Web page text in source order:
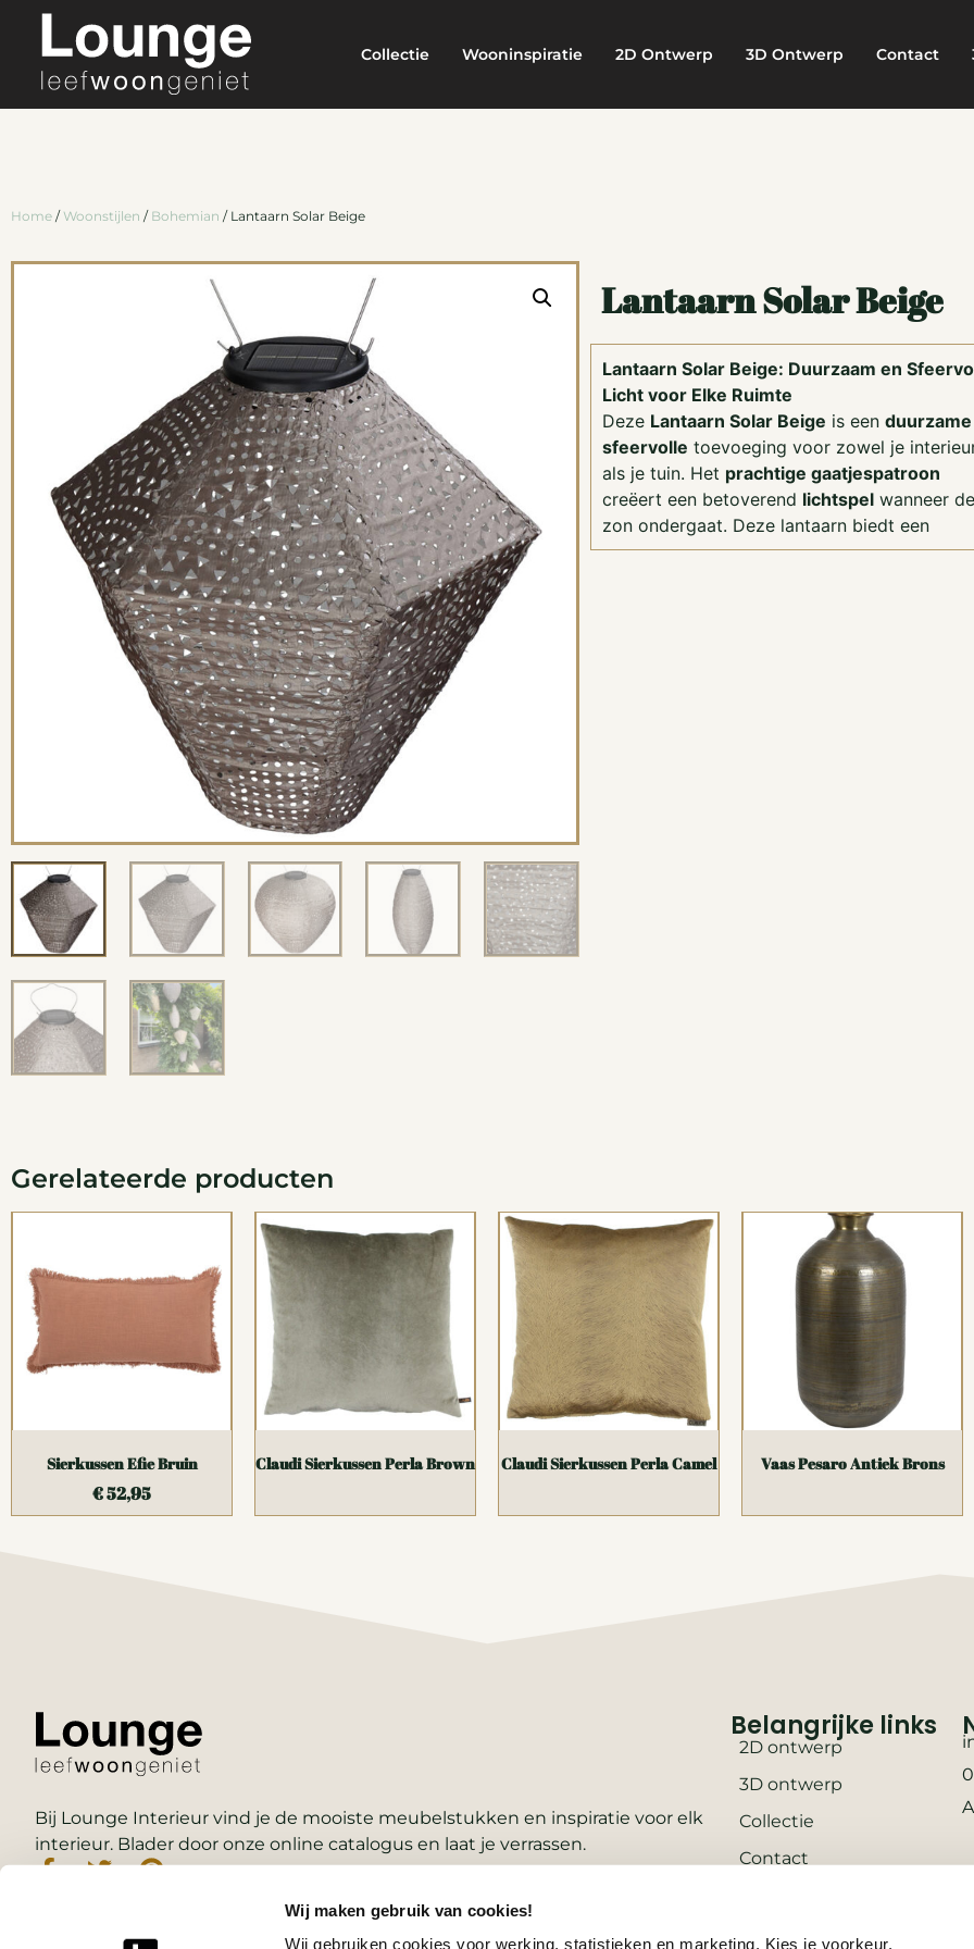
Wij maken gebruik van cookies!
Wij gebruiken cookies voor werking, statistieken en marketing. Kies je voorkeur.
Collectie Wooninspiratie 2D Ontwerp 3D Ontwerp Contact
Home / Woonstijlen / Bohemian / Lantaarn Solar Beige
Lantaarn Solar Beige
Lantaarn Solar Beige: Duurzaam en
Licht voor Elke Ruimte
Deze Lantaarn Solar Beige is een duurzame
sfeervolle toevoeging voor zowel je
als je tuin. Het prachtige gaatjespatroon
creëert een betoverend lichtspelwanneer de
zon ondergaat. Deze lantaarn biedt een
Gerelateerde producten
Sierkussen Efie Bruin
€52,95
Claudi Sierkussen Perla Brown Claudi Sierkussen Perla Camel Vaas Pesaro Antiek Brons
Bij Lounge Interieur vind je de mooiste meubelstukken en inspiratie voor elk
interieur. Blader door onze online catalogus en laat je verrassen.
Belangrijke links
2D ontwerp
3D ontwerp
Collectie
Contact